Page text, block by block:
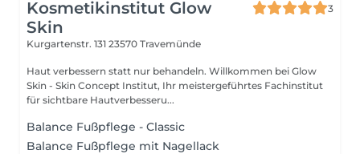
Kosmetikinstitut Glow
Skin
3
Kurgartenstr. 131 23570 Travemünde
Haut verbessern statt nur behandeln. Willkommen bei Glow
Skin - Skin Concept Institut, Ihr meistergeführtes Fachinstitut
für sichtbare Hautverbesseru...
Balance Fußpflege - Classic
Balance Fußpflege mit Nagellack